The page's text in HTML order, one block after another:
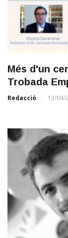
Més d'un
Trobada
Redacció 13/04/